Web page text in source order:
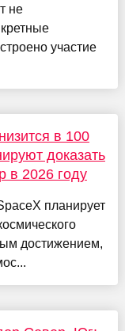
не
участие
в 100
доказать
в 2026 году
планирует
достижением,